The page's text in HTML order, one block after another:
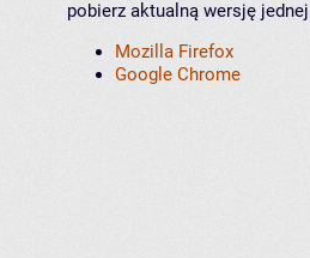
pobierz aktualną wersję
Mozilla Firefox
Google Chrome